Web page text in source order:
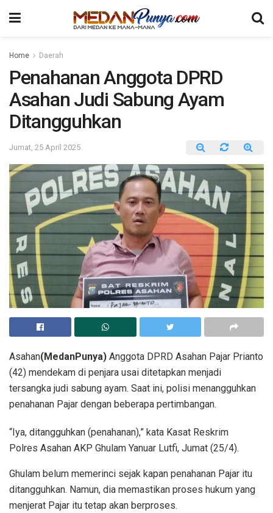
Home Daerah
Penahanan Anggota DPRD
Asahan Judi Sabung Ayam
Ditangguhkan
Jumat, 25 April 2025
Asahan(MedanPunya) Anggota DPRD Asahan Pajar Prianto
(42) mendekam di penjara usai ditetapkan menjadi
tersangka judi sabung ayam. Saat ini, polisi menangguhkan
penahanan Pajar dengan beberapa pertimbangan.
“Iya, ditangguhkan (penahanan),” kata Kasat Reskrim
Polres Asahan AKP Ghulam Yanuar Lutfi, Jumat (25/4).
Ghulam belum memerinci sejak kapan penahanan Pajar itu
ditangguhkan. Namun, dia memastikan proses hukum yang
menjerat Pajar itu tetap akan berproses.